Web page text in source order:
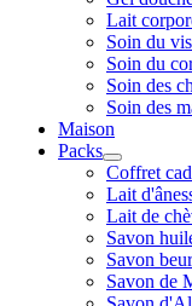
Lait
Soin du
Soin du
Soin des
Soin des
Maison
Packs
Coffret
Lait
Lait de
Savon
Savon
Savon de